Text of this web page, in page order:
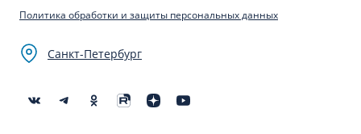
Политика обработки и защиты персональных данных
Санкт-Петербург